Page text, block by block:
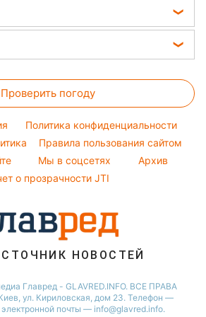
Тана
Проверить погоду
Политика конфиденциальности
Правила пользования сайтом
Мы в соцсетях
Архив
о прозрачности JTI
НОВОСТЕЙ
Главред - GLAVRED.INFO. ВСЕ ПРАВА
ул. Кириловская, дом 23. Телефон —
почты — info@glavred.info.